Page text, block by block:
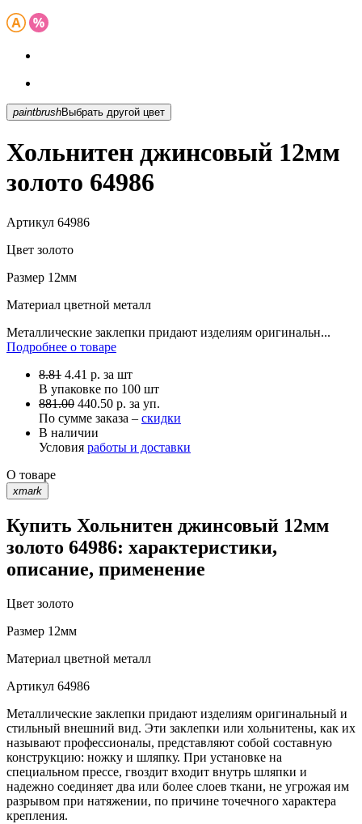
paintbrush Выбрать другой цвет
Хольнитен джинсовый 12мм
золото 64986
Артикул 64986
Цвет золото
Размер 12мм
Материал цветной металл
Металлические заклепки придают изделиям оригинальн...
Подробнее о товаре
8.81 4.41 р. за шт
В упаковке по 100 шт
881.00 440.50 р. за уп.
По сумме заказа – скидки
В наличии
Условия работы и доставки
О товаре
xmark
Купить Хольнитен джинсовый 12мм
золото 64986: характеристики,
описание, применение
Цвет золото
Размер 12мм
Материал цветной металл
Артикул 64986
Металлические заклепки придают изделиям оригинальный и
стильный внешний вид. Эти заклепки или хольнитены, как их
называют профессионалы, представляют собой составную
конструкцию: ножку и шляпку. При установке на
специальном прессе, гвоздит входит внутрь шляпки и
надежно соединяет два или более слоев ткани, не угрожая им
разрывом при натяжении, по причине точечного характера
крепления.